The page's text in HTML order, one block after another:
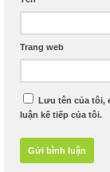
Trang web
Lưu tên của tôi,
luận kế tiếp của tôi.